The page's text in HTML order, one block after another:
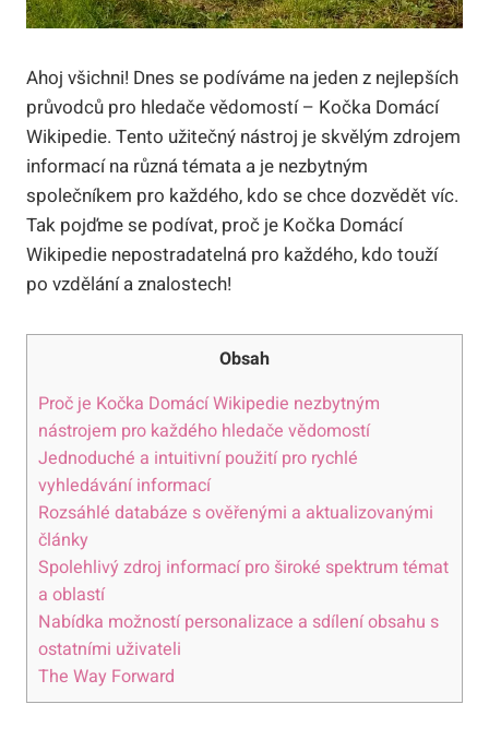
Ahoj všichni! Dnes se podíváme na jeden z nejlepších
průvodců pro hledače vědomostí – Kočka Domácí
Wikipedie. Tento užitečný nástroj je skvělým zdrojem
informací na různá témata a je nezbytným
společníkem pro každého, kdo se chce dozvědět víc.
Tak pojďme se podívat, proč je Kočka Domácí
Wikipedie nepostradatelná pro každého, kdo touží
po vzdělání a znalostech!
Obsah
Proč je Kočka Domácí Wikipedie nezbytným
nástrojem pro každého hledače vědomostí
Jednoduché a intuitivní použití pro rychlé
vyhledávání informací
Rozsáhlé databáze s ověřenými a aktualizovanými
články
Spolehlivý zdroj informací pro široké spektrum témat
a oblastí
Nabídka možností personalizace a sdílení obsahu s
ostatními uživateli
The Way Forward